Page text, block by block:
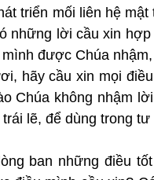
triển mối liên hệ
những lời cầu xin
được Chúa
hãy cầu xin mọi
Chúa không nhậm
lẽ, để dùng trong tư
ban những điều